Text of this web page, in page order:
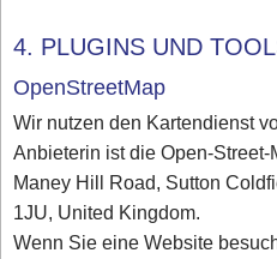
4. PLUGINS UND
OpenStreetMap
Wir nutzen den Kartendienst
Anbieterin ist die Open-
Maney Hill Road, Sutton
1JU, United Kingdom.
Wenn Sie eine Website